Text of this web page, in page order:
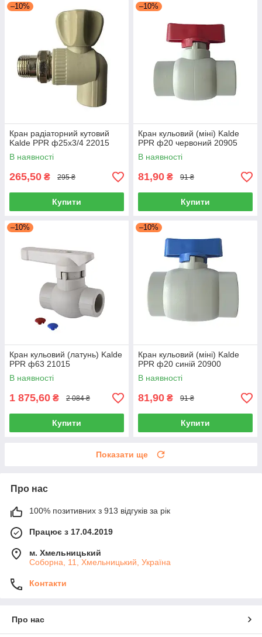
–10%
Кран радіаторний кутовий
Kalde PPR ф25x3/4 22015
В наявності
265,50 ₴ 295 ₴
Купити
–10%
Кран кульовий (міні) Kalde
PPR ф20 червоний 20905
В наявності
81,90 ₴ 91 ₴
Купити
–10%
Кран кульовий (латунь) Kalde
PPR ф63 21015
В наявності
1 875,60 ₴ 2 084 ₴
Купити
–10%
Кран кульовий (міні) Kalde
PPR ф20 синій 20900
В наявності
81,90 ₴ 91 ₴
Купити
Показати ще
Про нас
100% позитивних з 913 відгуків за рік
Працює з 17.04.2019
м. Хмельницький
Соборна, 11, Хмельницький, Україна
Контакти
Про нас